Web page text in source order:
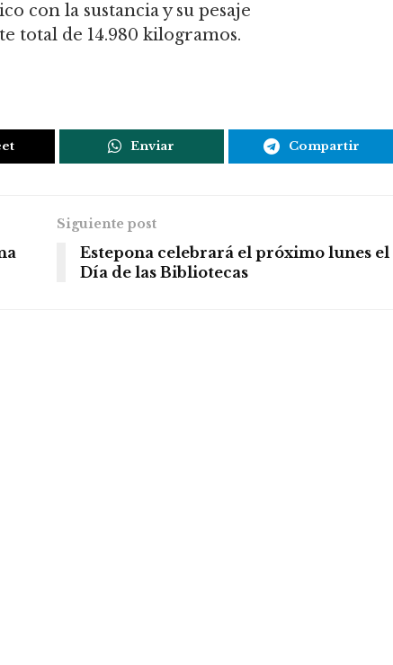
con la sustancia y su pesaje
total de 14.980 kilogramos.
Enviar Compartir
Siguiente post
Estepona celebrará el próximo lunes el
Día de las Bibliotecas